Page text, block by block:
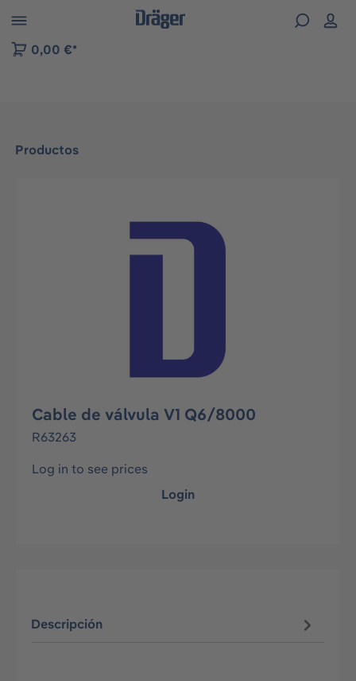
to B2B platform navigation
0,00 €*
Productos
Omitir galería de imágenes
Cable de válvula V1 Q6/8000
R63263
Log in to see prices
Login
Descripción